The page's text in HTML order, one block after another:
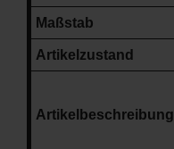
Maßstab
Artikelzustand
Artikelbeschreibung